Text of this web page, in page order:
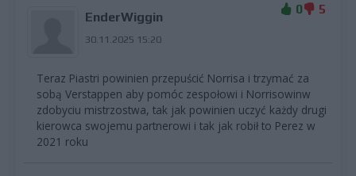
EnderWiggin
30.11.2025 15:20
0 5
Teraz Piastri powinien przepuścić Norrisa i trzymać za
sobą Verstappen aby pomóc zespołowi i Norrisowinw
zdobyciu mistrzostwa, tak jak powinien uczyć każdy drugi
kierowca swojemu partnerowi i tak jak robił to Perez w
2021 roku